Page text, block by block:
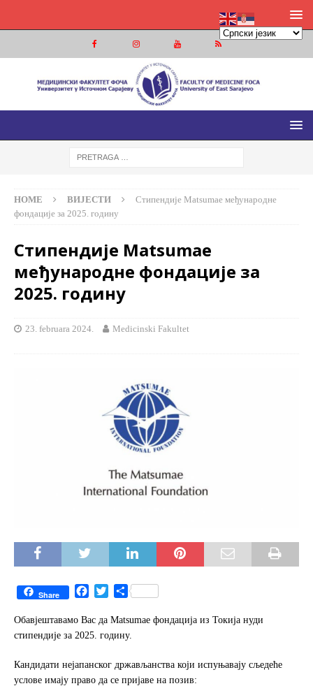
МЕДИЦИНСКИ ФАКУЛТЕТ ФОЧА
МЕДИЦИНСКИ ФАКУЛТЕТ УНИВЕРЗИТЕТА У ИСТОЧНОМ
HOME ВИЈЕСТИ
Стипендије Matsumae међународне
фондације за 2025. годину
Стипендије Matsumae
међународне фондације за
2025. годину
23. februara 2024. Medicinski Fakultet
Share
c
e
o
i
t
e
S
a
r
Обавјештавамо Вас да Matsumae фондација из Токија нуди
стипендије за 2025. годину.
Кандидати нејапанског држављанства који испуњавају сљедеће
услове имају право да се пријаве на позив: